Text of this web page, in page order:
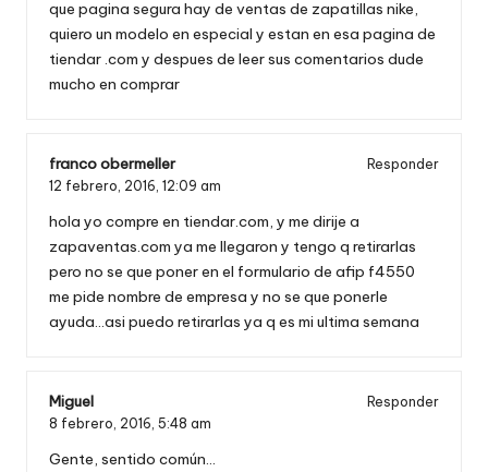
que pagina segura hay de ventas de zapatillas nike,
quiero un modelo en especial y estan en esa pagina de
tiendar .com y despues de leer sus comentarios dude
mucho en comprar
franco obermeller
Responder
12 febrero, 2016, 12:09 am
hola yo compre en tiendar.com, y me dirije a
zapaventas.com ya me llegaron y tengo q retirarlas
pero no se que poner en el formulario de afip f4550
me pide nombre de empresa y no se que ponerle
ayuda…asi puedo retirarlas ya q es mi ultima semana
Miguel
Responder
8 febrero, 2016, 5:48 am
Gente, sentido común…